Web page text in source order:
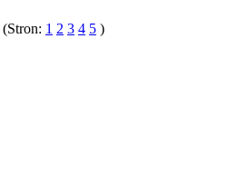
(Stron: 1 2 3 4 5 )